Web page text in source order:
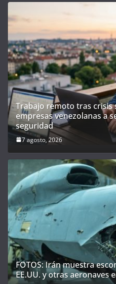
Trabajo remoto tras crisis
empresas venezolanas a
seguridad
7 agosto, 2026
FOTOS: Irán muestra
EE.UU. y otras aeronaves